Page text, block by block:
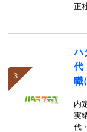
正
ハ
代
職
内
実
代